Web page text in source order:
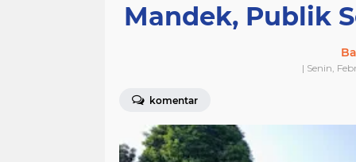
Mandek, Publik
| Senin,
komentar